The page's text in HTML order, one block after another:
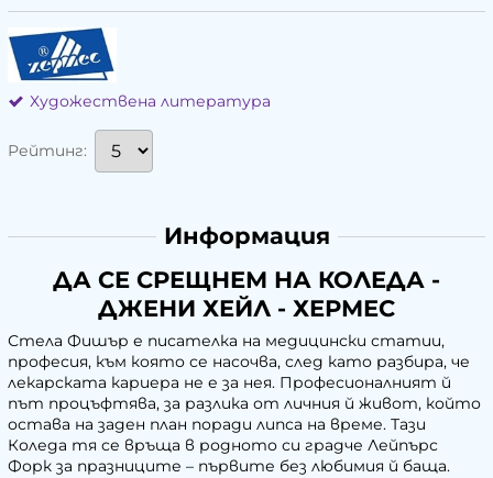
Художествена литература
Рейтинг:
Информация
ДА СЕ СРЕЩНЕМ НА КОЛЕДА -
ДЖЕНИ ХЕЙЛ - ХЕРМЕС
Стела Фишър е писателка на медицински статии,
професия, към която се насочва, след като разбира, че
лекарската кариера не е за нея. Професионалният й
път процъфтява, за разлика от личния й живот, който
остава на заден план поради липса на време. Тази
Коледа тя се връща в родното си градче Лейпърс
Форк за празниците – първите без любимия й баща.